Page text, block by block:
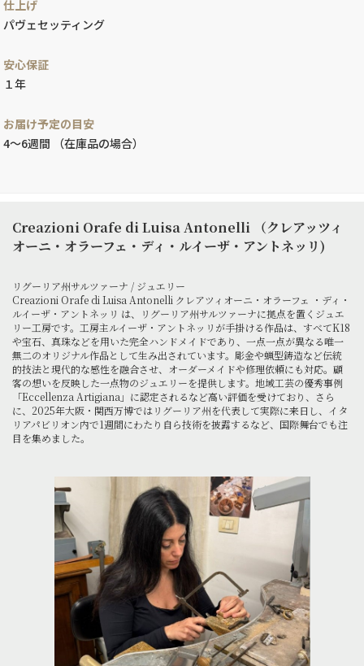
仕上げ
パヴェセッティング
安心保証
１年
お届け予定の目安
4～6週間 （在庫品の場合）
Creazioni Orafe di Luisa Antonelli （クレアッツィ
オーニ・オラーフェ・ディ・ルイーザ・アントネッリ)
リグーリア州サルツァーナ / ジュエリー
Creazioni Orafe di Luisa Antonelli クレアツィオーニ・オラーフェ ・ディ・
ルイーザ・アントネッリ は、リグーリア州サルツァーナに拠点を置くジュエ
リー工房です。工房主ルイーザ・アントネッリが手掛ける作品は、すべてK18
や宝石、真珠などを用いた完全ハンドメイドであり、一点一点が異なる唯一
無二のオリジナル作品として生み出されています。彫金や蝋型鋳造など伝統
的技法と現代的な感性を融合させ、オーダーメイドや修理依頼にも対応。顧
客の想いを反映した一点物のジュエリーを提供します。地域工芸の優秀事例
「Eccellenza Artigiana」に認定されるなど高い評価を受けており、さら
に、2025年大阪・関西万博ではリグーリア州を代表して実際に来日し、イタ
リアパビリオン内で1週間にわたり自ら技術を披露するなど、国際舞台でも注
目を集めました。